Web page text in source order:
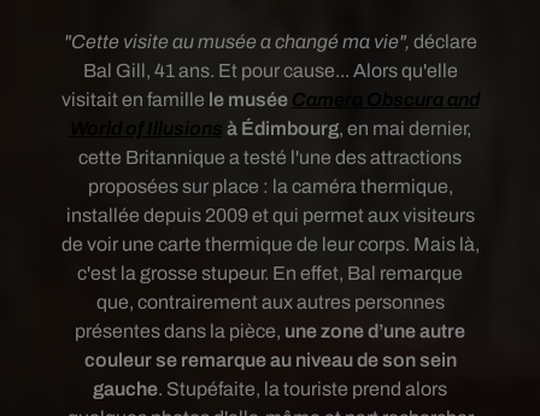
"Cette visite au musée a changé ma vie", déclare
Bal Gill, 41 ans. Et pour cause... Alors qu'elle
visitait en famille le musée Camera Obscura and
World of Illusions à Édimbourg, en mai dernier,
cette Britannique a testé l'une des attractions
proposées sur place : la caméra thermique,
installée depuis 2009 et qui permet aux visiteurs
de voir une carte thermique de leur corps. Mais là,
c'est la grosse stupeur. En effet, Bal remarque
que, contrairement aux autres personnes
présentes dans la pièce, une zone d’une autre
couleur se remarque au niveau de son sein
gauche. Stupéfaite, la touriste prend alors